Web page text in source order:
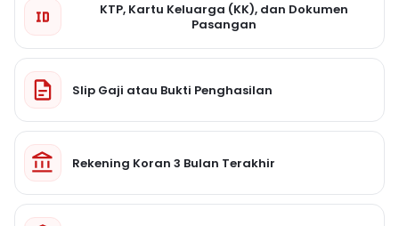
KTP, Kartu Keluarga (KK), dan Dokumen
Pasangan
Slip Gaji atau Bukti Penghasilan
Rekening Koran 3 Bulan Terakhir